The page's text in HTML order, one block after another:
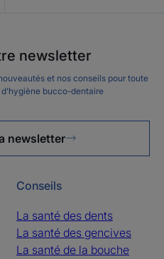
newsletter
et nos conseils pour toute
bucco-dentaire
newsletter
Conseils
La santé des dents
La santé des gencives
La santé de la bouche